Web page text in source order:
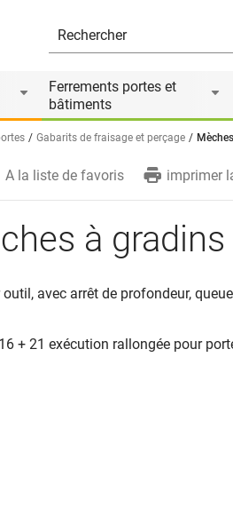
Ferrements portes et
bâtiments
Gabarits de fraisage et perçage
de
A la liste de favoris imprimer
à gradins
outil, avec arrêt de profondeur,
+ 21 exécution rallongée pour